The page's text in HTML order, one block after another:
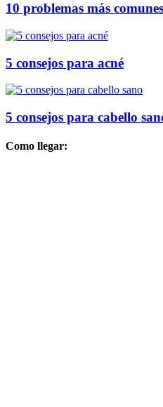
10 problemas más
5 consejos para acné
5 consejos para cabello
Como llegar: